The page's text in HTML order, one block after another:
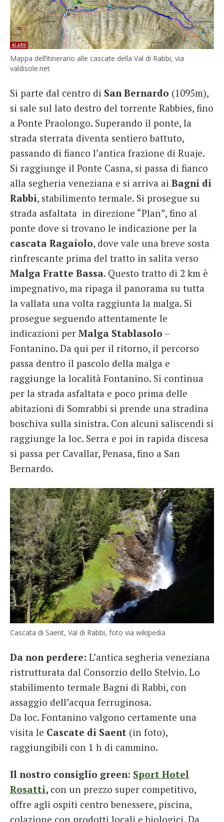
Mappa dell’itinerario alle cascate della Val di Rabbi, via
valdisole.net
Si parte dal centro di San Bernardo (1095m),
si sale sul lato destro del torrente Rabbies, fino
a Ponte Praolongo. Superando il ponte, la
strada sterrata diventa sentiero battuto,
passando di fianco l’antica frazione di Ruaje.
Si raggiunge il Ponte Casna, si passa di fianco
alla segheria veneziana e si arriva ai Bagni di
Rabbi, stabilimento termale. Si prosegue su
strada asfaltata in direzione “Plan”, fino al
ponte dove si trovano le indicazione per la
cascata Ragaiolo, dove vale una breve sosta
rinfrescante prima del tratto in salita verso
Malga Fratte Bassa. Questo tratto di 2 km è
impegnativo, ma ripaga il panorama su tutta
la vallata una volta raggiunta la malga. Si
prosegue seguendo attentamente le
indicazioni per Malga Stablasolo –
Fontanino. Da qui per il ritorno, il percorso
passa dentro il pascolo della malga e
raggiunge la località Fontanino. Si continua
per la strada asfaltata e poco prima delle
abitazioni di Somrabbi si prende una stradina
boschiva sulla sinistra. Con alcuni saliscendi si
raggiunge la loc. Serra e poi in rapida discesa
si passa per Cavallar, Penasa, fino a San
Bernardo.
Cascata di Saent, Val di Rabbi, foto via wikipedia
Da non perdere: L’antica segheria veneziana
ristrutturata dal Consorzio dello Stelvio. Lo
stabilimento termale Bagni di Rabbi, con
assaggio dell’acqua ferruginosa.
Da loc. Fontanino valgono certamente una
visita le Cascate di Saent (in foto),
raggiungibili con 1 h di cammino.
Il nostro consiglio green: Sport Hotel
Rosatti, con un prezzo super competitivo,
offre agli ospiti centro benessere, piscina,
colazione con prodotti locali e biologici. Da